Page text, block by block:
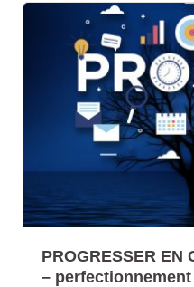
PROGRESSER EN
– perfectionnement